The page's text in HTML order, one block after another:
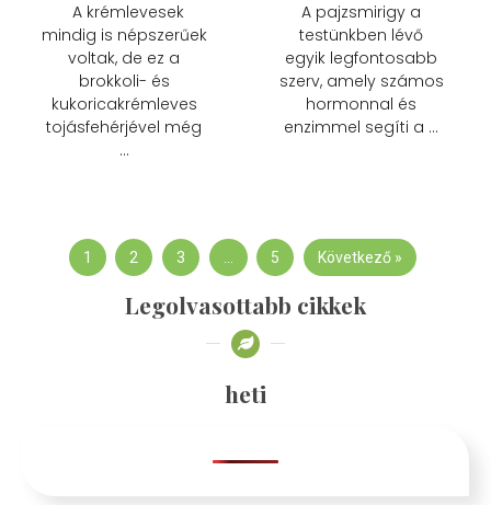
A krémlevesek
mindig is népszerűek
voltak, de ez a
brokkoli- és
kukoricakrémleves
tojásfehérjével még
…
A pajzsmirigy a
testünkben lévő
egyik legfontosabb
szerv, amely számos
hormonnal és
enzimmel segíti a …
1 2 3 … 5 Következő »
Legolvasottabb cikkek
heti